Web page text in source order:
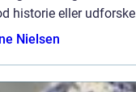
historie eller
Nielsen